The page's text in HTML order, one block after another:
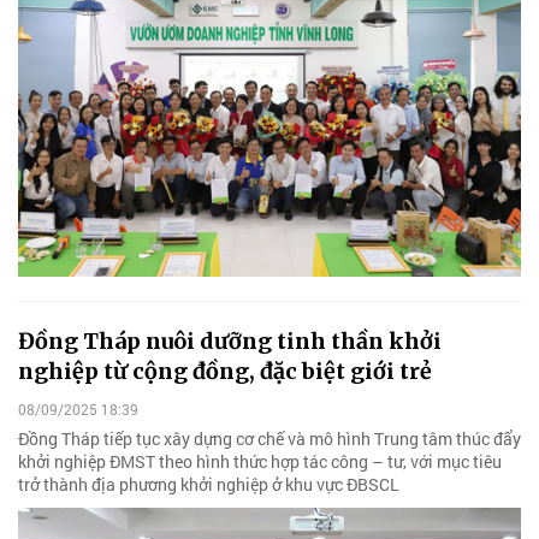
Đồng Tháp nuôi dưỡng tinh thần khởi
nghiệp từ cộng đồng, đặc biệt giới trẻ
08/09/2025 18:39
Đồng Tháp tiếp tục xây dựng cơ chế và mô hình Trung tâm thúc đẩy
khởi nghiệp ĐMST theo hình thức hợp tác công – tư, với mục tiêu
trở thành địa phương khởi nghiệp ở khu vực ĐBSCL